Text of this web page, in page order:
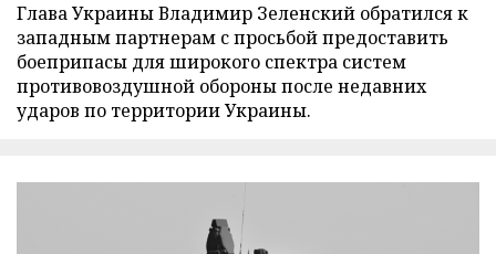
Глава Украины Владимир Зеленский обратился к
западным партнерам с просьбой предоставить
боеприпасы для широкого спектра систем
противовоздушной обороны после недавних
ударов по территории Украины.